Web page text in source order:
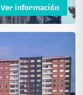
Ver información